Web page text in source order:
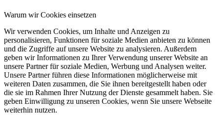
Warum wir Cookies einsetzen
Wir verwenden Cookies, um Inhalte und Anzeigen zu
personalisieren, Funktionen für soziale Medien anbieten zu können
und die Zugriffe auf unsere Website zu analysieren. Außerdem
geben wir Informationen zu Ihrer Verwendung unserer Website an
unsere Partner für soziale Medien, Werbung und Analysen weiter.
Unsere Partner führen diese Informationen möglicherweise mit
weiteren Daten zusammen, die Sie ihnen bereitgestellt haben oder
die sie im Rahmen Ihrer Nutzung der Dienste gesammelt haben. Sie
geben Einwilligung zu unseren Cookies, wenn Sie unsere Webseite
weiterhin nutzen.